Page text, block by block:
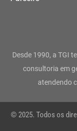
g
r
a
m
o
o
k
-
Desde 1990, a TGI
consultoria em
atendendo
© 2025. Todos os